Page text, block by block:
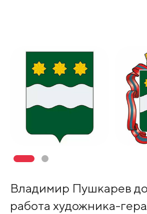
Владимир Пушкарев
работа художника-